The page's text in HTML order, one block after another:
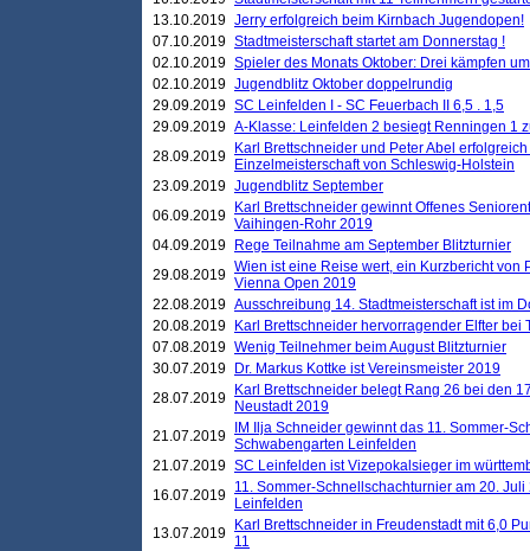
13.10.2019 Jerry erfolgreich beim Kirnbach Jugendopen!
07.10.2019 Stadtmeisterschaft startet am Donnerstag !
02.10.2019 Spieler des Monats Oktober: Drei kämpfen
02.10.2019 Jugendblitz Oktober doppelrundig
29.09.2019 SC Leinfelden I - SC Feuerbach II 6,5 . 1,5
29.09.2019 A-Klasse: Leinfelden 2 besiegt Renningen 1
28.09.2019
Karl Brettschneider und Peter Abel
Einzelmeisterschaft von Schleswig-Holstein
23.09.2019 Jugendblitz September
06.09.2019
Karl Brettschneider gewinnt Offenes
Vaihingen-Rohr 2019
04.09.2019
Rege Teilnahme am September Blitzturnier
29.08.2019 Wien ist eine Reise wert, ein Kurzbericht von
Vienna Open 2019
22.08.2019 Ausschreibung 14. Stadtmeisterschaft ist im
20.08.2019
Karl Brettschneider hervorragender Elfter bei
07.08.2019 Wenig Teilnehmer beim August Blitzturnier
30.07.2019
Dr. Markus Kottke ist Vereinsmeister 2019
28.07.2019
Karl Brettschneider belegt Rang 26 bei den
Neustadt 2019
21.07.2019
IM Ilja Schneider gewinnt das 11. Sommer-
Schwabengarten Leinfelden
21.07.2019 SC Leinfelden ist Vizepokalsieger im
16.07.2019 11. Sommer-Schnellschachturnier am 20.
Leinfelden
13.07.2019
Karl Brettschneider in Freudenstadt mit 6,0
11